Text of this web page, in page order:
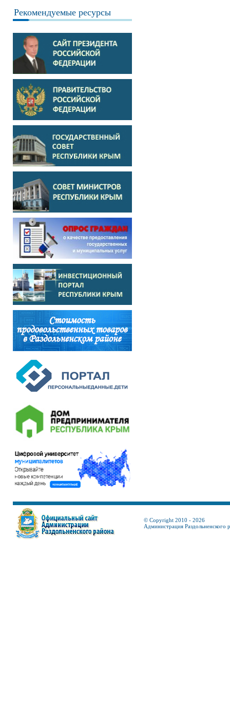
Рекомендуемые ресурсы
© Copyright 2010 - 2026
Администрация Раздольненского